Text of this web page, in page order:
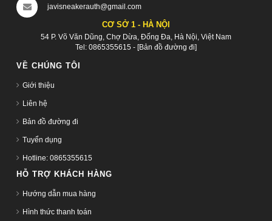
javisneakerauth@gmail.com
CƠ SỞ 1 - HÀ NỘI
54 P. Võ Văn Dũng, Chợ Dừa, Đống Đa, Hà Nội, Việt Nam
Tel: 0865355615 - [Bản đồ đường đi]
VỀ CHÚNG TÔI
Giới thiệu
Liên hệ
Bản đồ đường đi
Tuyển dụng
Hotline: 0865355615
HỖ TRỢ KHÁCH HÀNG
Hướng dẫn mua hàng
Hình thức thanh toán